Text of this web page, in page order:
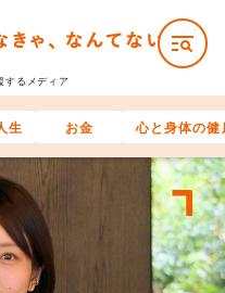
するメディア
生 お金 心と身体の健